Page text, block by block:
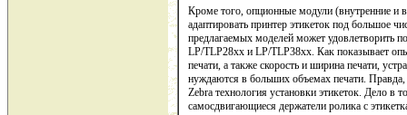
Кроме того, опционные модули (внутренние и
адаптировать принтер этикеток под большое
предлагаемых моделей может удовлетворить
LP/TLP28хх и LP/TLP38xx. Как показывает
печати, а также скорость и ширина печати,
нуждаются в больших объемах печати.
Zebra технология установки этикеток. Дело в
самосдвигающиеся держатели ролика с